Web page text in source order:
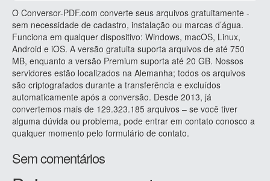
O Conversor-PDF.com converte seus arquivos gratuitamente -
sem necessidade de cadastro, instalação ou marcas d’água.
Funciona em qualquer dispositivo: Windows, macOS, Linux,
Android e iOS. A versão gratuita suporta arquivos de até 750
MB, enquanto a versão Premium suporta até 20 GB. Nossos
servidores estão localizados na Alemanha; todos os arquivos
são criptografados durante a transferência e excluídos
automaticamente após a conversão. Desde 2013, já
convertemos mais de 129.323.185 arquivos – se você tiver
alguma dúvida ou problema, pode entrar em contato conosco a
qualquer momento pelo formulário de contato.
Sem comentários